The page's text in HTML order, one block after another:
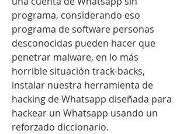
programa, considerando eso
programa de software personas
desconocidas pueden hacer que
penetrar malware, en lo más
horrible situación track-backs,
instalar nuestra herramienta de
hacking de Whatsapp diseñada para
hackear un Whatsapp usando un
reforzado diccionario.